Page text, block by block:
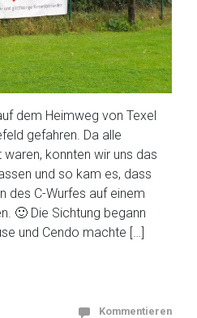
dem Heimweg von Texel
gefahren. Da alle
konnten wir uns das
und so kam es, dass
des C-Wurfes auf einem
🙂 Die Sichtung begann
und Cendo machte […]
Kommentieren